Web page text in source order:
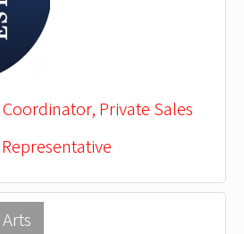
Private Sales